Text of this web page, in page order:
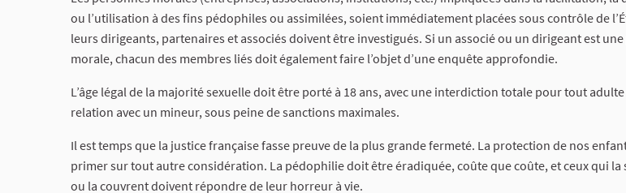
ou l’utilisation à des fins pédophiles ou assimilées, soient immédiatement placées sous contrôle de
leurs dirigeants, partenaires et associés doivent être investigués. Si un associé ou un dirigeant est
morale, chacun des membres liés doit également faire l’objet d’une enquête approfondie.
L’âge légal de la majorité sexuelle doit être porté à 18 ans, avec une interdiction totale pour tout adulte
relation avec un mineur, sous peine de sanctions maximales.
Il est temps que la justice française fasse preuve de la plus grande fermeté. La protection de nos
primer sur tout autre considération. La pédophilie doit être éradiquée, coûte que coûte, et ceux qui
ou la couvrent doivent répondre de leur horreur à vie.